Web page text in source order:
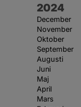
År:
2024
December
November
Oktober
September
Augusti
Juni
Maj
April
Mars